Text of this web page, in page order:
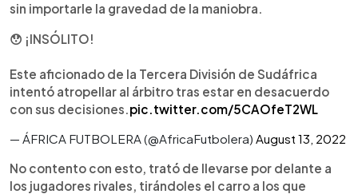
sin importarle la gravedad de la maniobra.
😯 ¡INSÓLITO!
Este aficionado de la Tercera División de Sudáfrica
intentó atropellar al árbitro tras estar en desacuerdo
con sus decisiones.pic.twitter.com/5CAOfeT2WL
— ÁFRICA FUTBOLERA (@AfricaFutbolera) August 13, 2022
No contento con esto, trató de llevarse por delante a
los jugadores rivales, tirándoles el carro a los que